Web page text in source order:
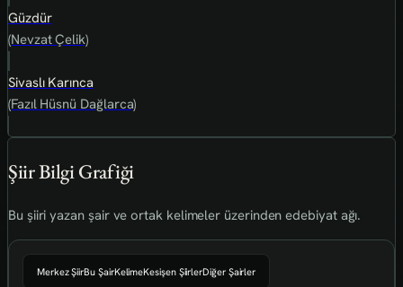
Güzdür
(Nevzat Çelik)
Sivaslı Karınca
(Fazıl Hüsnü Dağlarca)
Şiir Bilgi Grafiği
Bu şiiri yazan şair ve ortak kelimeler üzerinden edebiyat ağı.
Merkez ŞiirBu ŞairKelimeKesişen ŞiirlerDiğer Şairler